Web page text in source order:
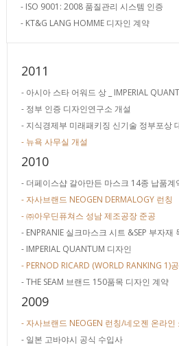
- ISO 9001: 2008 품질관리 시스템 인증
- KT&G LANG HOMME 디자인 계약
2011
- 아시아 스타 어워드 상 _ IMPERIAL
- 정부 인증 디자인연구소 개설
- 지식경제부 미래패키징 신기술 정부포상
- 뉴욕 사무실 개설
2010
- 더페이스샵 갈아만든 마스크 14종 납품계
- 자사브랜드 NEOGEN DERMALOGY 런칭
- ㈜아우딘퓨쳐스 성남 제조공장 준공
- ENPRANIE 실크마스크 시트 &SEP 부자재
- IMPERIAL QUANTUM 디자인
- PERNOD RICARD (WORLD RANKING 1)
- THE SEAM 브랜드 150품목 디자인 계약
2009
- 자사브랜드 NEOGEN 런칭/네오젠 온라인
- 일본 고바야시 공식 수입사